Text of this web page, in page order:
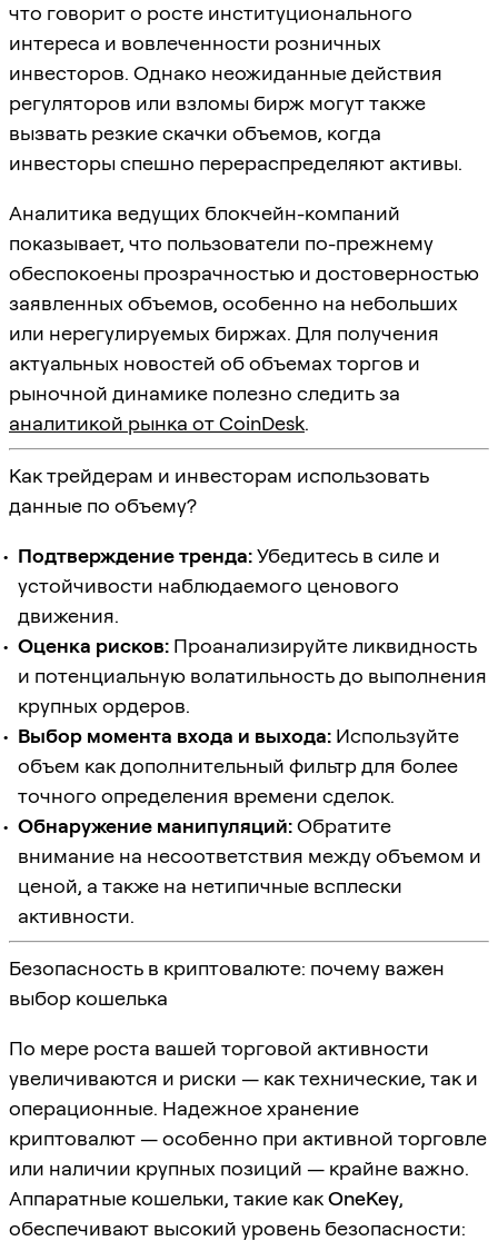
что говорит о росте институционального
интереса и вовлеченности розничных
инвесторов. Однако неожиданные действия
регуляторов или взломы бирж могут также
вызвать резкие скачки объемов, когда
инвесторы спешно перераспределяют активы.
Аналитика ведущих блокчейн-компаний
показывает, что пользователи по-прежнему
обеспокоены прозрачностью и достоверностью
заявленных объемов, особенно на небольших
или нерегулируемых биржах. Для получения
актуальных новостей об объемах торгов и
рыночной динамике полезно следить за
аналитикой рынка от CoinDesk.
Как трейдерам и инвесторам использовать
данные по объему?
Подтверждение тренда:Убедитесь в силе и
устойчивости наблюдаемого ценового
движения.
Оценка рисков: Проанализируйте ликвидность
и потенциальную волатильность до выполнения
крупных ордеров.
Выбор момента входа и выхода: Используйте
объем как дополнительный фильтр для более
точного определения времени сделок.
Обнаружение манипуляций:Обратите
внимание на несоответствия между объемом и
ценой, а также на нетипичные всплески
активности.
Безопасность в криптовалюте: почему важен
выбор кошелька
По мере роста вашей торговой активности
увеличиваются и риски — как технические, так и
операционные. Надежное хранение
криптовалют — особенно при активной торговле
или наличии крупных позиций — крайне важно.
Аппаратные кошельки, такие какOneKey,
обеспечивают высокий уровень безопасности: